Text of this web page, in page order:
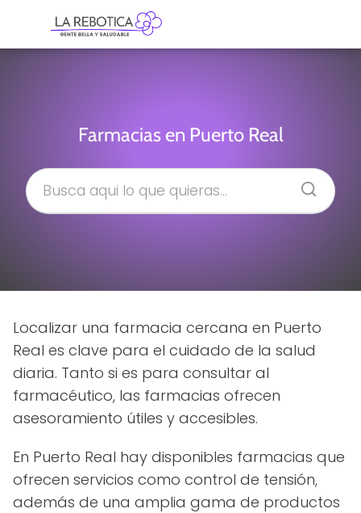
Farmacias en Puerto Real
Localizar una farmacia cercana en Puerto
Real es clave para el cuidado de la salud
diaria. Tanto si es para consultar al
farmacéutico, las farmacias ofrecen
asesoramiento útiles y accesibles.
En Puerto Real hay disponibles farmacias que
ofrecen servicios como control de tensión,
además de una amplia gama de productos